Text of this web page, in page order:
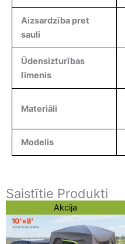
Aizsardzība pret
sauli
Ūdensizturības
līmenis
Materiāli
Modelis
Saistītie Produkti
Akcija
Original
price
310,85 €.
price
is:
298,75 €.